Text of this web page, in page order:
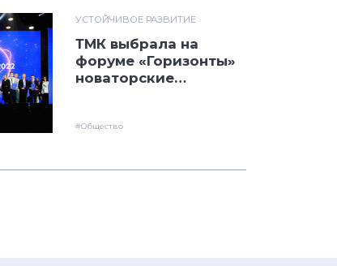
УСТОЙЧИВОЕ РАЗВИТИЕ
ТМК выбрала на
форуме «Горизонты»
новаторские
#Общество